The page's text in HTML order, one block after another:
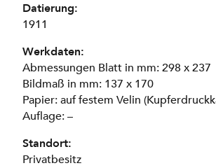
Datierung:
1911
Werkdaten:
Abmessungen Blatt in mm: 298 x 237
Bildmaß in mm: 137 x 170
Papier: auf festem Velin
Auflage: –
Standort:
Privatbesitz